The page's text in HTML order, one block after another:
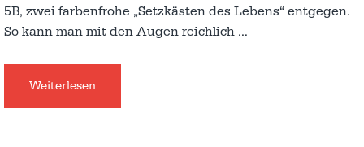
5B, zwei farbenfrohe „Setzkästen des Lebens“ entgegen.
So kann man mit den Augen reichlich …
Weiterlesen